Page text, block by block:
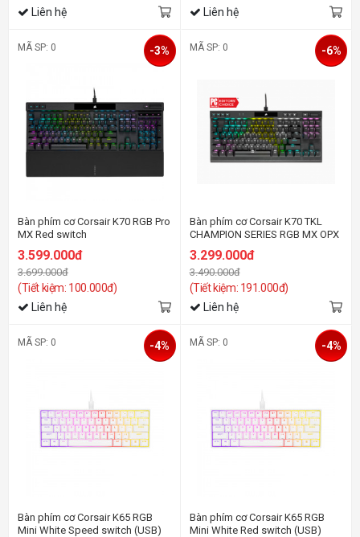
Liên hệ Liên hệ
MÃ SP: 0
Bàn phím cơ Corsair K70 RGB Pro
MX Red switch
3.599.000đ
3.699.000đ
(Tiết kiệm: 100.000đ)
-3%
Liên hệ
MÃ SP: 0
Bàn phím cơ Corsair K70 TKL
CHAMPION SERIES RGB MX OPX
3.299.000đ
3.490.000đ
(Tiết kiệm: 191.000đ)
-6%
Liên hệ
MÃ SP: 0
Bàn phím cơ Corsair K65 RGB
Mini White Speed switch (USB)
-4% MÃ SP: 0
Bàn phím cơ Corsair K65 RGB
Mini White Red switch (USB)
-4%